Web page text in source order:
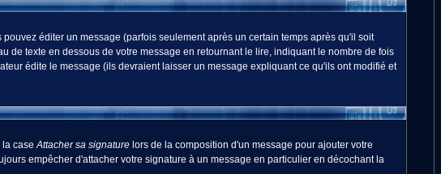
éditer un message (parfois seulement après un certain temps après qu'il soit
texte en dessous de votre message en retournant le lire, indiquant le nombre de fois
édite le message (ils devraient laisser un message expliquant ce qu'ils ont modifié et
la caseAttacher sa signaturelors de la composition d'un message pour ajouter votre
empêcher d'attacher votre signature à un message en particulier en décochant la